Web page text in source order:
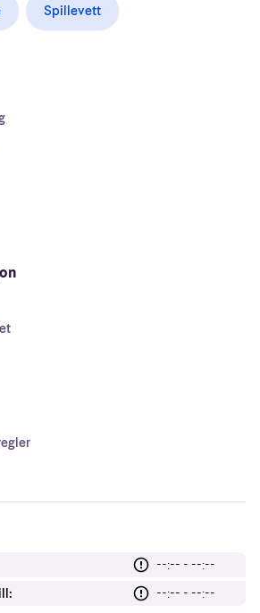
Spillevett
--:-- - --:--
--:-- - --:--